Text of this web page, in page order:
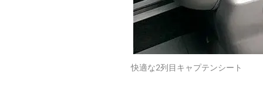
快適な2列目キャプテンシート